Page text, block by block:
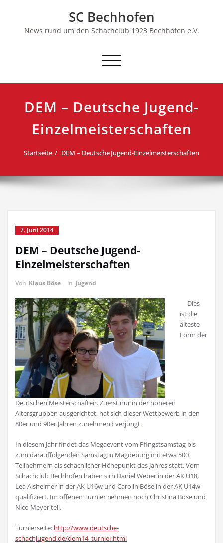
SC Bechhofen
News rund um den Schachclub 1923 Bechhofen e.V.
Schalte
DEM – Deutsche Jugend-
Einzelmeisterschaften
Startseite DEM – Deutsche Jugend-Einzelmeisterschaften
7. Juni 2014
DEM – Deutsche Jugend-
Einzelmeisterschaften
Von Klaus Böse in Jugend
Dies
ist die
älteste
Form der
Deutschen Meisterschaften. Zuerst nur in der höheren
Altersgruppen ausgerichtet, hat sich dieser Wettbewerb in den
80er und 90er Jahren zunehmend verjüngt.
In diesem Jahr findet das Megaevent vom Pfingstsamstag bis
zum darauffolgenden Samstag in Magdeburg mit etwa 500
Teilnehmern als schachlicher Höhepunkt des Jahres statt. Vom
Schachclub Bechhofen haben sich Daniel Weber in der AK U18,
Lea Alsheimer in der AK U16w und Carolin Böse in der AK U14w
qualifiziert. Im offenen Turnier nehmen noch Christina Böse und
Nico Meyer teil.
Turnierseite: http://www.deutsche-
schachjugend.de/dem14_turnier.html